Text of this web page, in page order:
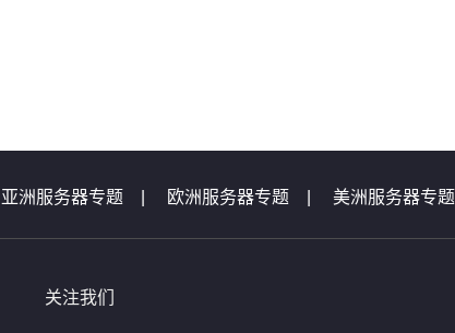
亚洲服务器专题 欧洲服务器专题 美洲服务器专题
服务器问题 | 域名问题集锦 | 虚拟主机问题集锦
关注我们